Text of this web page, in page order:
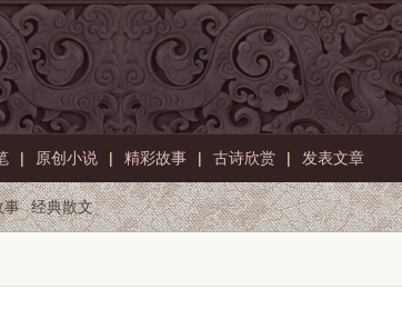
| 原创小说 | 精彩故事 | 古诗欣赏 | 发表文章
事 经典散文